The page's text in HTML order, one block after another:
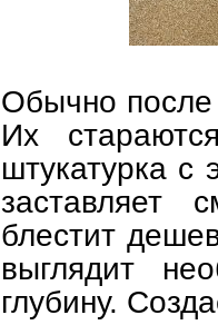
Обычно
Их
штукатурка
заставляет
блестит
выглядит
глубину.